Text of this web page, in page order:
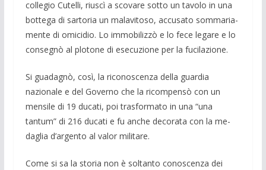
collegio Cutelli, riuscì a scova­re sotto un tavolo in una
bottega di sarto­ria un malavitoso, accusato sommaria­
mente di omicidio. Lo immobilizzò e lo fece legare e lo
consegnò al plotone di esecuzione per la fucilazione.
Si guadagnò, così, la riconoscenza della guardia
nazionale e del Governo che la ri­compensò con un
mensile di 19 ducati, poi trasformato in una “una
tantum” di 216 ducati e fu anche decorata con la me­
daglia d’argento al valor militare.
Come si sa la storia non è soltanto co­noscenza dei